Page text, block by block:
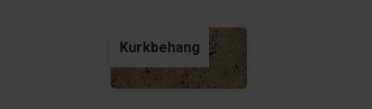
Kurkbehang